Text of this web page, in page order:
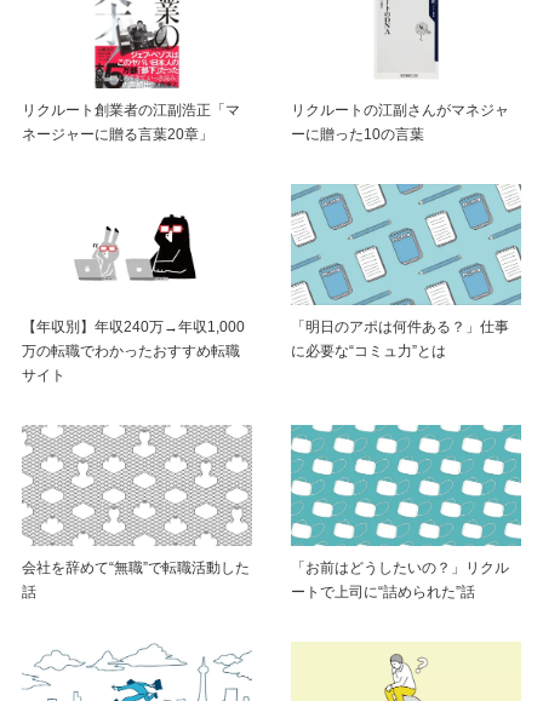
リクルート創業者の江副浩正「マ
ネージャーに贈る言葉20章」
リクルートの江副さんがマネジャ
ーに贈った10の言葉
【年収別】年収240万→年収1,000
万の転職でわかったおすすめ転職
サイト
「明日のアポは何件ある？」仕事
に必要な“コミュ力”とは
会社を辞めて“無職”で転職活動した
話
「お前はどうしたいの？」リクル
ートで上司に“詰められた”話